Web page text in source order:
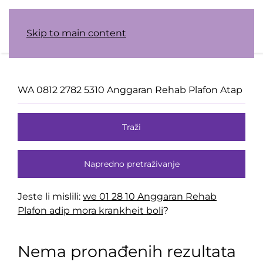
Skip to main content
Traži
Napredno pretraživanje
Jeste li mislili: we 01 28 10 Anggaran Rehab
Plafon adip mora krankheit boli?
Nema pronađenih rezultata